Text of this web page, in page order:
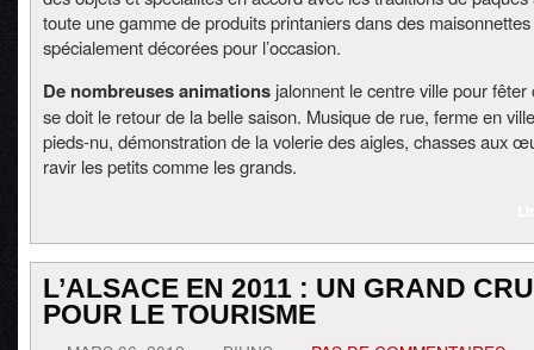
toute une gamme de produits printaniers dans des maisonnettes
spécialement décorées pour l’occasion.
De nombreuses animations jalonnent le centre ville pour fêter
se doit le retour de la belle saison. Musique de rue, ferme en
pieds-nu, démonstration de la volerie des aigles, chasses aux
ravir les petits comme les grands.
L’ALSACE EN 2011 : UN GRAND CRU
POUR LE TOURISME